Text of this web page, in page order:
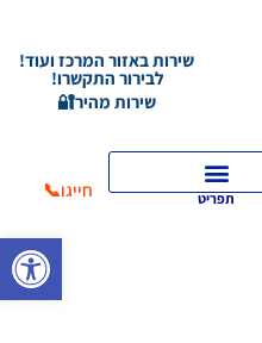
פתח
שירות באזור המרכז ועוד!
לבירור התקשרו!
שירות מהיר🔐
תפריט חייגו📞